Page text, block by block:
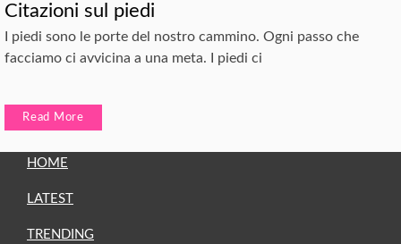
Citazioni sul piedi
I piedi sono le porte del nostro cammino. Ogni passo che
facciamo ci avvicina a una meta. I piedi ci
Read More
HOME
LATEST
TRENDING